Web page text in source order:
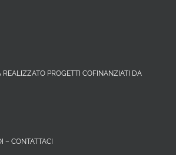
PROGETTI COFINANZIATI DA
– CONTATTACI